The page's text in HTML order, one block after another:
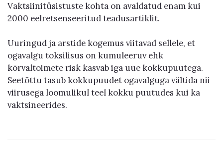
Vaktsiinitüsistuste kohta on avaldatud enam kui
2000 eelretsenseeritud teadusartiklit.
Uuringud ja arstide kogemus viitavad sellele, et
ogavalgu toksilisus on kumuleeruv ehk
kõrvaltoimete risk kasvab iga uue kokkupuutega.
Seetõttu tasub kokkupuudet ogavalguga vältida nii
viirusega loomulikul teel kokku puutudes kui ka
vaktsineerides.